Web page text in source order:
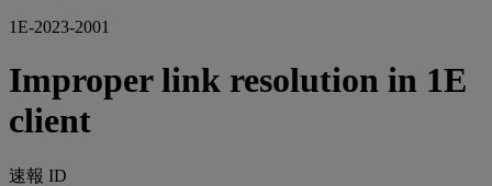
1E-2023-2001
Improper link resolution in 1E
client
速報 ID